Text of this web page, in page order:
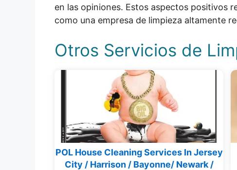
en las opiniones. Estos aspectos positivos
como una empresa de limpieza altamente
Otros Servicios de
POL House Cleaning Services In Jersey
City / Harrison / Bayonne/ Newark /